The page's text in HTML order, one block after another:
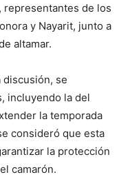
representantes de los
y Nayarit, junto a
altamar.
discusión, se
incluyendo la del
la temporada
consideró que esta
la protección
camarón.